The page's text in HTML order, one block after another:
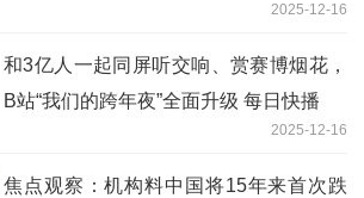
2025-12-16
和3亿人一起同屏听交响、赏赛博烟花，
B站“我们的跨年夜”全面升级 每日快播
2025-12-16
焦点观察：机构料中国将15年来首次跌